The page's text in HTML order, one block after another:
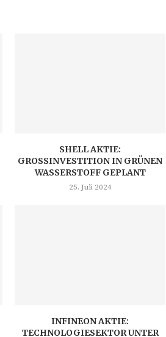
SHELL AKTIE:
GROSSINVESTITION IN GRÜNEN W
ASSERSTOFF GEPLANT
25. Juli 2024
INFINEON AKTIE:
TECHNOLOGIESEKTOR UNTER